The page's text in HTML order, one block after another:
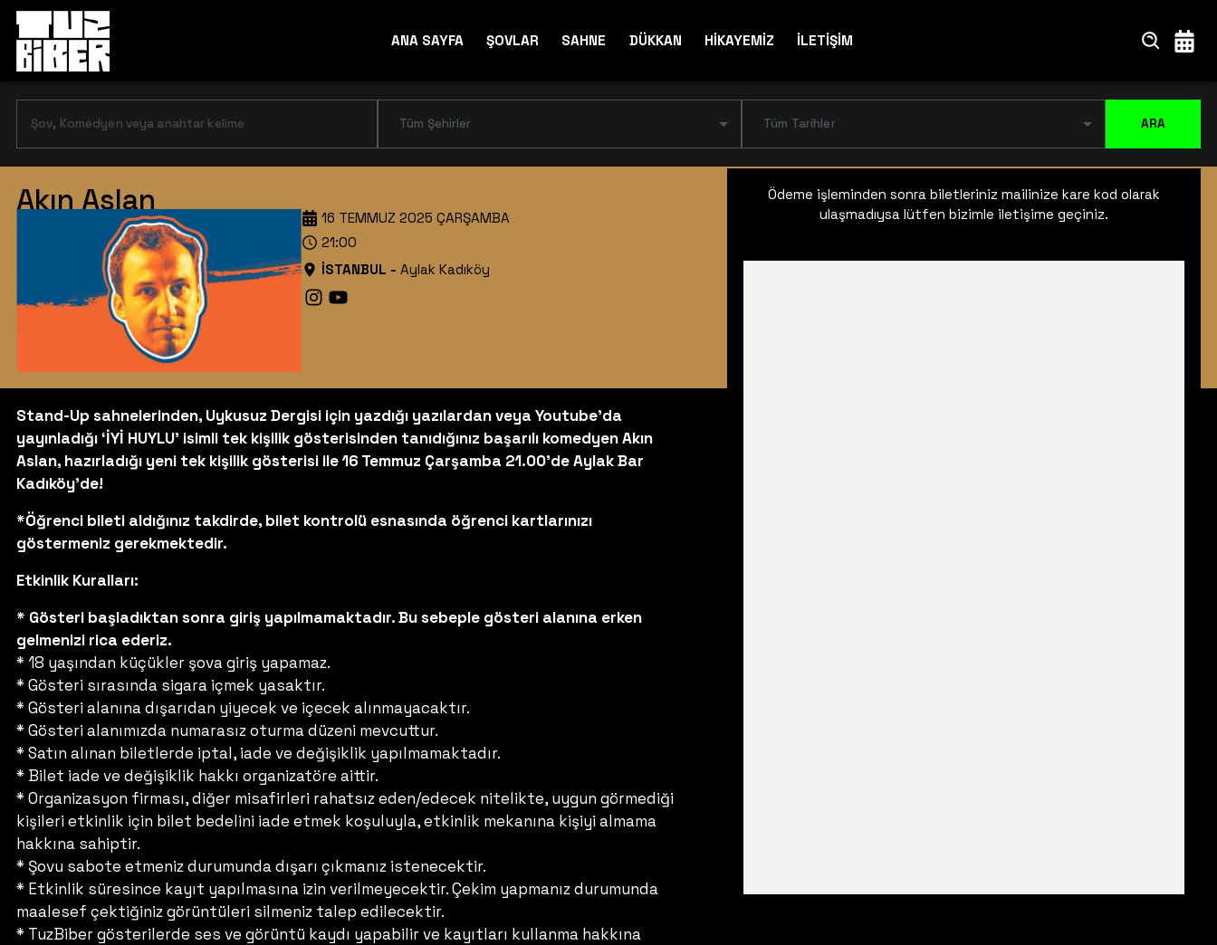
ANA SAYFA ŞOVLAR SAHNE DÜKKAN HİKAYEMİZ İLETİŞİM
Tüm Şehirler Tüm Tarihler ARA
Akın Aslan
İSTANBUL - Aylak Kadıköy
16 TEMMUZ 2025 ÇARŞAMBA
21:00
Stand-Up sahnelerinden, Uykusuz Dergisi için yazdığı yazılardan veya Youtube’da
yayınladığı ‘İYİ HUYLU’ isimli tek kişilik gösterisinden tanıdığınız başarılı komedyen Akın
Aslan, hazırladığı yeni tek kişilik gösterisi ile 16 Temmuz Çarşamba 21.00'de Aylak Bar
Kadıköy’de!
*Öğrenci bileti aldığınız takdirde, bilet kontrolü esnasında öğrenci kartlarınızı
göstermeniz gerekmektedir.
Etkinlik Kuralları:
* Gösteri başladıktan sonra giriş yapılmamaktadır. Bu sebeple gösteri alanına erken
gelmenizi rica ederiz.
* 18 yaşından küçükler şova giriş yapamaz.
* Gösteri sırasında sigara içmek yasaktır.
* Gösteri alanına dışarıdan yiyecek ve içecek alınmayacaktır.
* Gösteri alanımızda numarasız oturma düzeni mevcuttur.
* Satın alınan biletlerde iptal, iade ve değişiklik yapılmamaktadır.
* Bilet iade ve değişiklik hakkı organizatöre aittir.
* Organizasyon firması, diğer misafirleri rahatsız eden/edecek nitelikte, uygun görmediği
kişileri etkinlik için bilet bedelini iade etmek koşuluyla, etkinlik mekanına kişiyi almama
hakkına sahiptir.
* Şovu sabote etmeniz durumunda dışarı çıkmanız istenecektir.
* Etkinlik süresince kayıt yapılmasına izin verilmeyecektir. Çekim yapmanız durumunda
maalesef çektiğiniz görüntüleri silmeniz talep edilecektir.
* TuzBiber gösterilerde ses ve görüntü kaydı yapabilir ve kayıtları kullanma hakkına
Ödeme işleminden sonra biletleriniz mailinize kare kod olarak
ulaşmadıysa lütfen bizimle iletişime geçiniz.